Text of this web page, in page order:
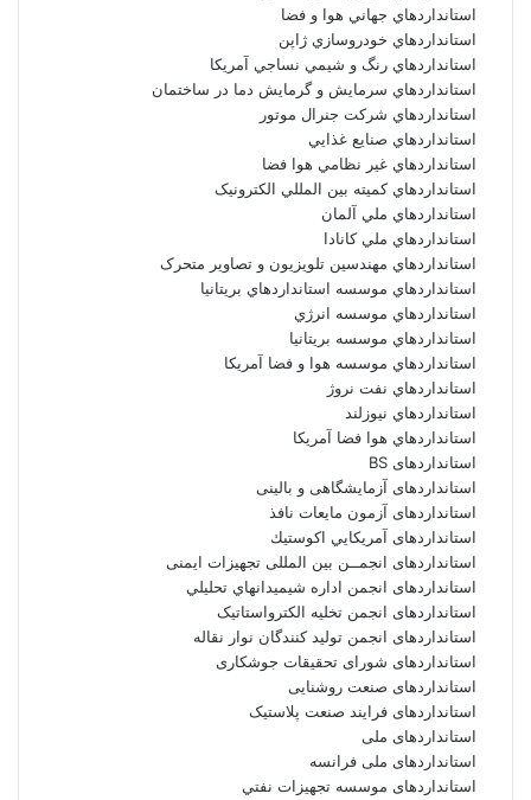
استانداردهاي جهاني هوا و فضا
استانداردهاي خودروسازي ژاپن
استانداردهاي رنگ و شيمي نساجي آمريکا
استانداردهاي سرمايش و گرمايش دما در ساختمان
استانداردهاي شرکت جنرال موتور
استانداردهاي صنايع غذايي
استانداردهاي غير نظامي هوا فضا
استانداردهاي کميته بين المللي الکترونيک
استانداردهاي ملي آلمان
استانداردهاي ملي کانادا
استانداردهاي مهندسين تلويزيون و تصاوير متحرک
استانداردهاي موسسه استانداردهاي بريتانيا
استانداردهاي موسسه انرژي
استانداردهاي موسسه بريتانيا
استانداردهاي موسسه هوا و فضا آمريکا
استانداردهاي نفت نروژ
استانداردهاي نيوزلند
استانداردهاي هوا فضا آمريکا
استانداردهای BS
استانداردهای آزمایشگاهی و بالینی
استانداردهای آزمون مایعات نافذ
استانداردهای آمريكايي اكوستيك
استانداردهای انجمــن بين المللى تجهيزات ايمنى
استانداردهای انجمن اداره شيميدانهاي تحليلي
استانداردهای انجمن تخليه الکترواستاتيک
استانداردهای انجمن توليد کنندگان نوار نقاله
استانداردهای شورای تحقیقات جوشکاری
استانداردهای صنعت روشنایی
استانداردهای فرايند صنعت پلاستيک
استانداردهای ملی
استانداردهای ملی فرانسه
استانداردهای موسسه تجهيزات نفتي